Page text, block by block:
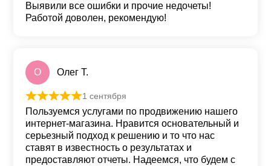
Выявили все ошибки и прочие недочеты!
Работой доволен, рекомендую!
О Олег Т.
Оценка
1 сентября
Пользуемся услугами по продвижению нашего
интернет-магазина. Нравится основательный и
серьезный подход к решению и то что нас
ставят в известность о результатах и
предоставляют отчеты. Надеемся, что будем с